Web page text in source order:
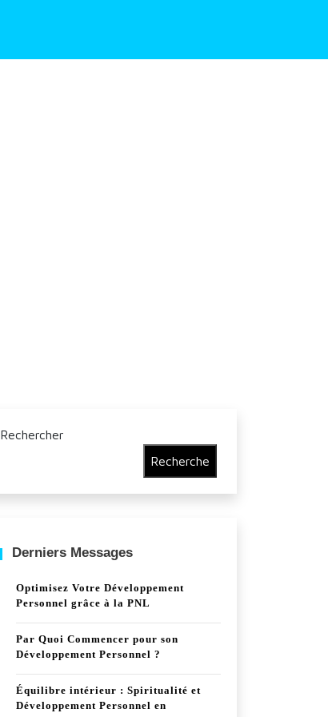
Rechercher
Recherche
Derniers Messages
Optimisez Votre Développement
Personnel grâce à la PNL
Par Quoi Commencer pour son
Développement Personnel ?
Équilibre intérieur : Spiritualité et
Développement Personnel en